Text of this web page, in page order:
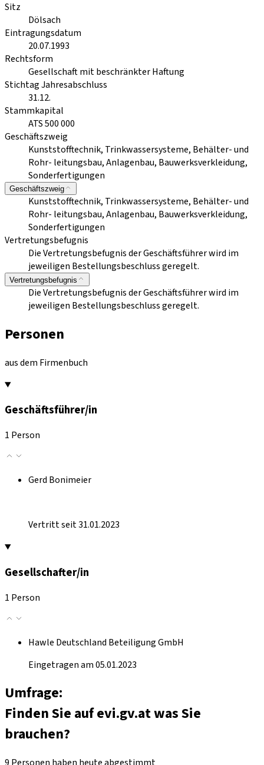
Sitz
Dölsach
Eintragungsdatum
20.07.1993
Rechtsform
Gesellschaft mit beschränkter Haftung
Stichtag Jahresabschluss
31.12.
Stammkapital
ATS 500 000
Geschäftszweig
Kunststofftechnik, Trinkwassersysteme, Behälter- und
Rohr- leitungsbau, Anlagenbau, Bauwerksverkleidung,
Sonderfertigungen
Geschäftszweig
Kunststofftechnik, Trinkwassersysteme, Behälter- und
Rohr- leitungsbau, Anlagenbau, Bauwerksverkleidung,
Sonderfertigungen
Vertretungsbefugnis
Die Vertretungsbefugnis der Geschäftsführer wird im
jeweiligen Bestellungsbeschluss geregelt.
Vertretungsbefugnis
Die Vertretungsbefugnis der Geschäftsführer wird im
jeweiligen Bestellungsbeschluss geregelt.
Personen
aus dem Firmenbuch
Geschäftsführer/in
1 Person
Gerd Bonimeier
Vertritt seit 31.01.2023
Gesellschafter/in
1 Person
Hawle Deutschland Beteiligung GmbH
Eingetragen am 05.01.2023
Umfrage:
Finden Sie auf evi.gv.at was Sie
brauchen?